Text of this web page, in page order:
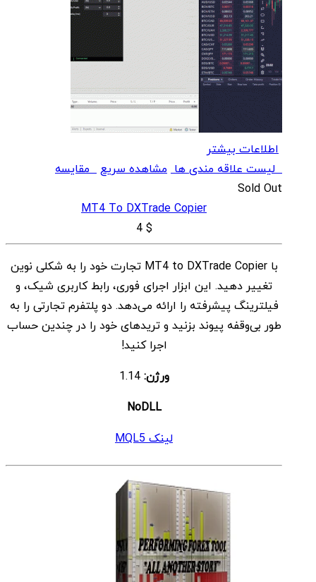
اطلاعات بیشتر
لیست علاقه مندی ها مشاهده سریعمقایسه
Sold Out
MT4 To DXTrade Copier
$
4
با MT4 to DXTrade Copier تجارت خود را به شکلی نوین
تغییر دهید. این ابزار اجرای فوری، رابط کاربری شیک، و
فیلترینگ پیشرفته را ارائه می‌دهد. دو پلتفرم تجارتی را به
طور بی‌وقفه پیوند بزنید و تریدهای خود را در چندین حساب
اجرا کنید!
ورژن:1.14
NoDLL
لینک MQL5